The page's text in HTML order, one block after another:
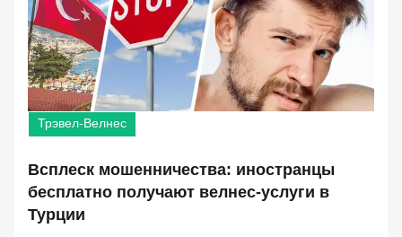
Трэвел-Велнес
Всплеск мошенничества: иностранцы
бесплатно получают велнес-услуги в
Турции